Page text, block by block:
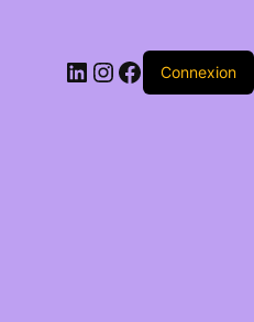
LinkedIn
Instagram
Facebook
Connexion